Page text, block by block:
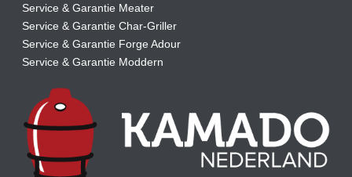
Service & Garantie Meater
Service & Garantie Char-Griller
Service & Garantie Forge Adour
Service & Garantie Moddern